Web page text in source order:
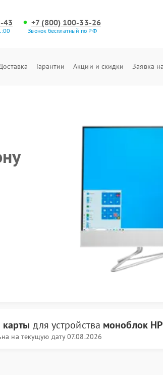
43 +7 (800) 100-33-26
Звонок бесплатный по РФ
Гарантии Акции и скидки Заявка
карты для устройства моноблок HP
на текущую дату 07.08.2026